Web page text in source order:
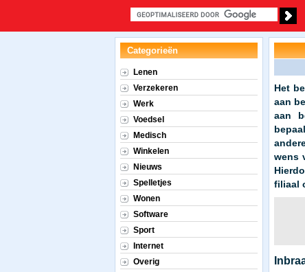
Het
aan
aan
wens
filiaal
Categorieën
Lenen
Verzekeren
Werk
Voedsel
Medisch
Winkelen
Nieuws
Spelletjes
Wonen
Software
Sport
Internet
Overig